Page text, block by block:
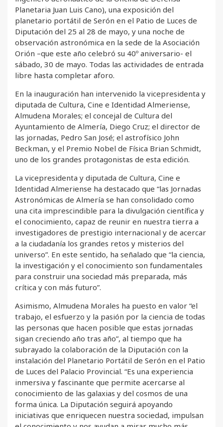
Planetaria Juan Luis Cano), una exposición del
planetario portátil de Serón en el Patio de Luces de
Diputación del 25 al 28 de mayo, y una noche de
observación astronómica en la sede de la Asociación
Orión –que este año celebró su 40º aniversario- el
sábado, 30 de mayo. Todas las actividades de entrada
libre hasta completar aforo.
En la inauguración han intervenido la vicepresidenta y
diputada de Cultura, Cine e Identidad Almeriense,
Almudena Morales; el concejal de Cultura del
Ayuntamiento de Almería, Diego Cruz; el director de
las jornadas, Pedro San José; el astrofísico John
Beckman, y el Premio Nobel de Física Brian Schmidt,
uno de los grandes protagonistas de esta edición.
La vicepresidenta y diputada de Cultura, Cine e
Identidad Almeriense ha destacado que “las Jornadas
Astronómicas de Almería se han consolidado como
una cita imprescindible para la divulgación científica y
el conocimiento, capaz de reunir en nuestra tierra a
investigadores de prestigio internacional y de acercar
a la ciudadanía los grandes retos y misterios del
universo”. En este sentido, ha señalado que “la ciencia,
la investigación y el conocimiento son fundamentales
para construir una sociedad más preparada, más
crítica y con más futuro”.
Asimismo, Almudena Morales ha puesto en valor “el
trabajo, el esfuerzo y la pasión por la ciencia de todas
las personas que hacen posible que estas jornadas
sigan creciendo año tras año”, al tiempo que ha
subrayado la colaboración de la Diputación con la
instalación del Planetario Portátil de Serón en el Patio
de Luces del Palacio Provincial. “Es una experiencia
inmersiva y fascinante que permite acercarse al
conocimiento de las galaxias y del cosmos de una
forma única. La Diputación seguirá apoyando
iniciativas que enriquecen nuestra sociedad, impulsan